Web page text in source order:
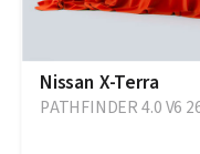
Nissan X-Terra
PATHFINDER 4.0 V6